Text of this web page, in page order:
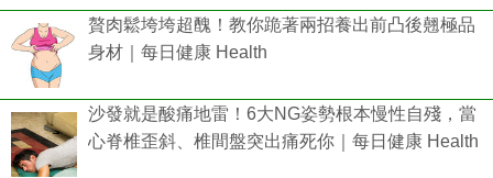
贅肉鬆垮垮超醜！教你跪著兩招養出前凸後翹極品
身材｜每日健康 Health
沙發就是酸痛地雷！6大NG姿勢根本慢性自殘，當
心脊椎歪斜、椎間盤突出痛死你｜每日健康 Health